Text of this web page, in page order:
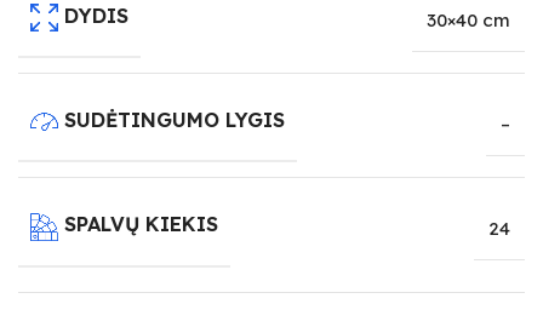
DYDIS 30×40 cm
SUDĖTINGUMO LYGIS –
SPALVŲ KIEKIS 24